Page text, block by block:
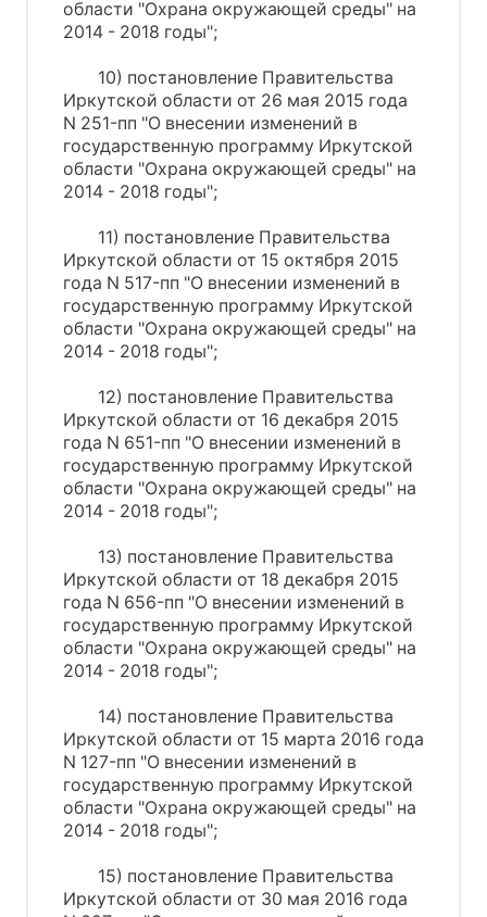
области "Охрана окружающей среды" на
2014 - 2018 годы";
10) постановление Правительства
Иркутской области от 26 мая 2015 года
N 251-пп "О внесении изменений в
государственную программу Иркутской
области "Охрана окружающей среды" на
2014 - 2018 годы";
11) постановление Правительства
Иркутской области от 15 октября 2015
года N 517-пп "О внесении изменений в
государственную программу Иркутской
области "Охрана окружающей среды" на
2014 - 2018 годы";
12) постановление Правительства
Иркутской области от 16 декабря 2015
года N 651-пп "О внесении изменений в
государственную программу Иркутской
области "Охрана окружающей среды" на
2014 - 2018 годы";
13) постановление Правительства
Иркутской области от 18 декабря 2015
года N 656-пп "О внесении изменений в
государственную программу Иркутской
области "Охрана окружающей среды" на
2014 - 2018 годы";
14) постановление Правительства
Иркутской области от 15 марта 2016 года
N 127-пп "О внесении изменений в
государственную программу Иркутской
области "Охрана окружающей среды" на
2014 - 2018 годы";
15) постановление Правительства
Иркутской области от 30 мая 2016 года